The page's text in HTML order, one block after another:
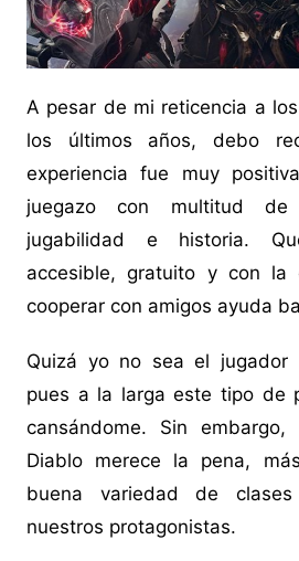
A pesar de mi reticencia a
los últimos años, debo
experiencia fue muy
juegazo con multitud
jugabilidad e historia.
accesible, gratuito y con la
cooperar con amigos ayuda
Quizá yo no sea el jugador
pues a la larga este tipo de
cansándome. Sin
Diablo merece la pena,
buena variedad de
nuestros protagonistas.